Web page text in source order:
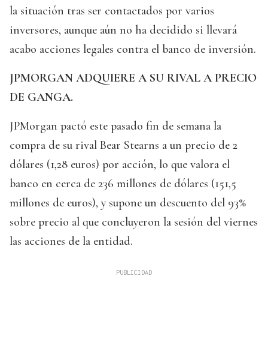
la situación tras ser contactados por varios
inversores, aunque aún no ha decidido si llevará
acabo acciones legales contra el banco de inversión.
JPMORGAN ADQUIERE A SU RIVAL A PRECIO
DE GANGA.
JPMorgan pactó este pasado fin de semana la
compra de su rival Bear Stearns a un precio de 2
dólares (1,28 euros) por acción, lo que valora el
banco en cerca de 236 millones de dólares (151,5
millones de euros), y supone un descuento del 93%
sobre precio al que concluyeron la sesión del viernes
las acciones de la entidad.